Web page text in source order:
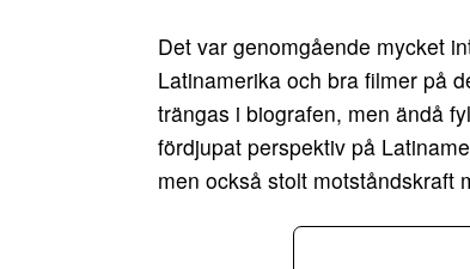
Det var genomgående mycket
Latinamerika och bra filmer på
trängas i biografen, men ändå
fördjupat perspektiv på
men också stolt motståndskraft